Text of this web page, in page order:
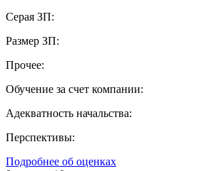
Серая ЗП:
Размер ЗП:
Прочее:
Обучение за счет компании:
Адекватность начальства:
Перспективы:
Подробнее об оценках